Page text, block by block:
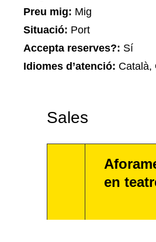
Preu mig: Mig
Situació: Port
Accepta reserves?: Sí
Idiomes d’atenció: Català,
Sales
en